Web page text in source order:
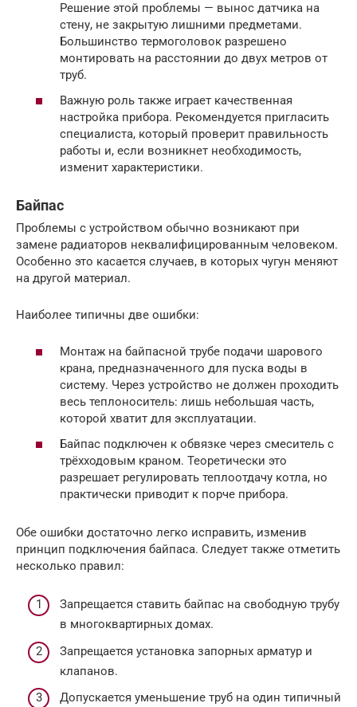
Решение этой проблемы — вынос датчика на
стену, не закрытую лишними предметами.
Большинство термоголовок разрешено
монтировать на расстоянии до двух метров от
труб.
Важную роль также играет качественная
настройка прибора. Рекомендуется пригласить
специалиста, который проверит правильность
работы и, если возникнет необходимость,
изменит характеристики.
Байпас
Проблемы с устройством обычно возникают при
замене радиаторов неквалифицированным человеком.
Особенно это касается случаев, в которых чугун меняют
на другой материал.
Наиболее типичны две ошибки:
Монтаж на байпасной трубе подачи шарового
крана, предназначенного для пуска воды в
систему. Через устройство не должен проходить
весь теплоноситель: лишь небольшая часть,
которой хватит для эксплуатации.
Байпас подключен к обвязке через смеситель с
трёхходовым краном. Теоретически это
разрешает регулировать теплоотдачу котла, но
практически приводит к порче прибора.
Обе ошибки достаточно легко исправить, изменив
принцип подключения байпаса. Следует также отметить
несколько правил:
Запрещается ставить байпас на свободную трубу
в многоквартирных домах.
Запрещается установка запорных арматур и
клапанов.
Допускается уменьшение труб на один типичный